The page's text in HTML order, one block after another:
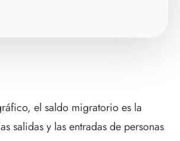
el saldo migratorio es la
salidas y las entradas de personas